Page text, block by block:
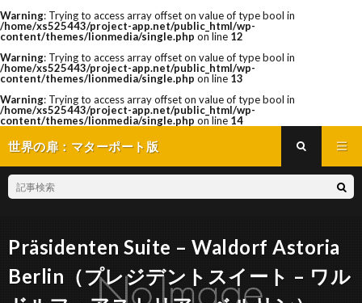
Warning: Trying to access array offset on value of type bool in
/home/xs525443/project-app.net/public_html/wp-
content/themes/lionmedia/single.php on line 12
Warning: Trying to access array offset on value of type bool in
/home/xs525443/project-app.net/public_html/wp-
content/themes/lionmedia/single.php on line 13
Warning: Trying to access array offset on value of type bool in
/home/xs525443/project-app.net/public_html/wp-
content/themes/lionmedia/single.php on line 14
世界の扉：マターポート版
Präsidenten Suite – Waldorf Astoria
Berlin（プレジデントスイート – ワル